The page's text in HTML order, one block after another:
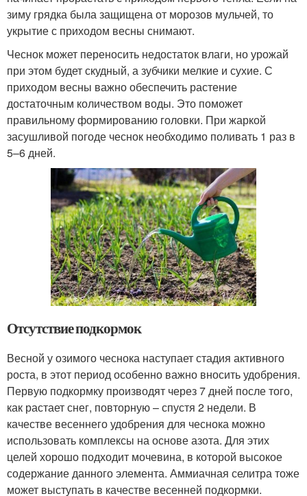
зиму грядка была защищена от морозов мульчей, то
укрытие с приходом весны снимают.
Чеснок может переносить недостаток влаги, но урожай
при этом будет скудный, а зубчики мелкие и сухие. С
приходом весны важно обеспечить растение
достаточным количеством воды. Это поможет
правильному формированию головки. При жаркой
засушливой погоде чеснок необходимо поливать 1 раз в
5–6 дней.
Отсутствие подкормок
Весной у озимого чеснока наступает стадия активного
роста, в этот период особенно важно вносить удобрения.
Первую подкормку производят через 7 дней после того,
как растает снег, повторную – спустя 2 недели. В
качестве весеннего удобрения для чеснока можно
использовать комплексы на основе азота. Для этих
целей хорошо подходит мочевина, в которой высокое
содержание данного элемента. Аммиачная селитра тоже
может выступать в качестве весенней подкормки.